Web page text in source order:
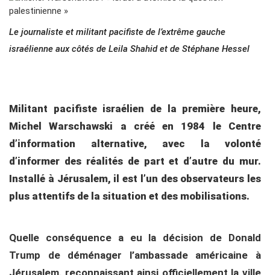
Le journaliste et militant pacifiste de l’extrême gauche
israélienne aux côtés de Leila Shahid et de Stéphane Hessel
Militant pacifiste israélien de la première heure,
Michel Warschawski a créé en 1984 le Centre
d’information alternative, avec la volonté
d’informer des réalités de part et d’autre du mur.
Installé à Jérusalem, il est l’un des observateurs les
plus attentifs de la situation et des mobilisations.
Quelle conséquence a eu la décision de Donald
Trump de déménager l’ambassade américaine à